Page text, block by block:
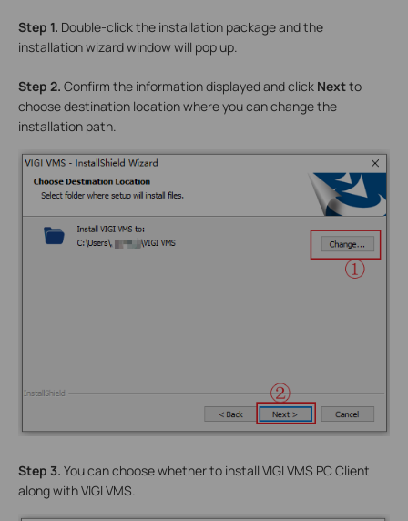
Step 1. Double-click the installation package and the
installation wizard window will pop up.
Step 2. Confirm the information displayed and click Nextto
choose destination location where you can change the
installation path.
Step 3. You can choose whether to install VIGI VMS PC Client
along with VIGI VMS.